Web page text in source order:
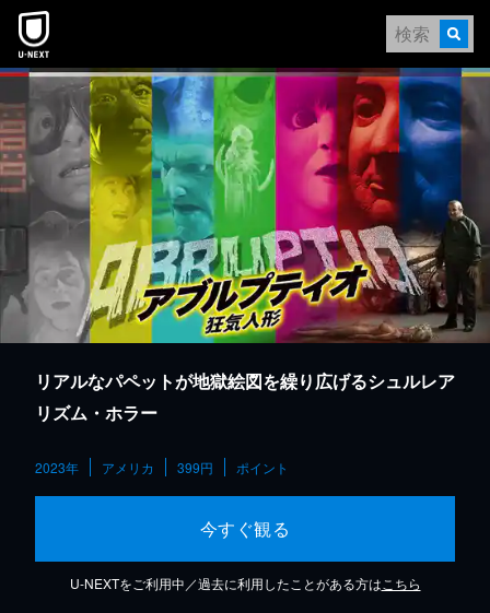
本文へスキップ
リアルなパペットが地獄絵図を繰り広げるシュルレア
リズム・ホラー
2023年 アメリカ 399円 ポイント
今すぐ観る
U-NEXTをご利用中／過去に利用したことがある方は こちら